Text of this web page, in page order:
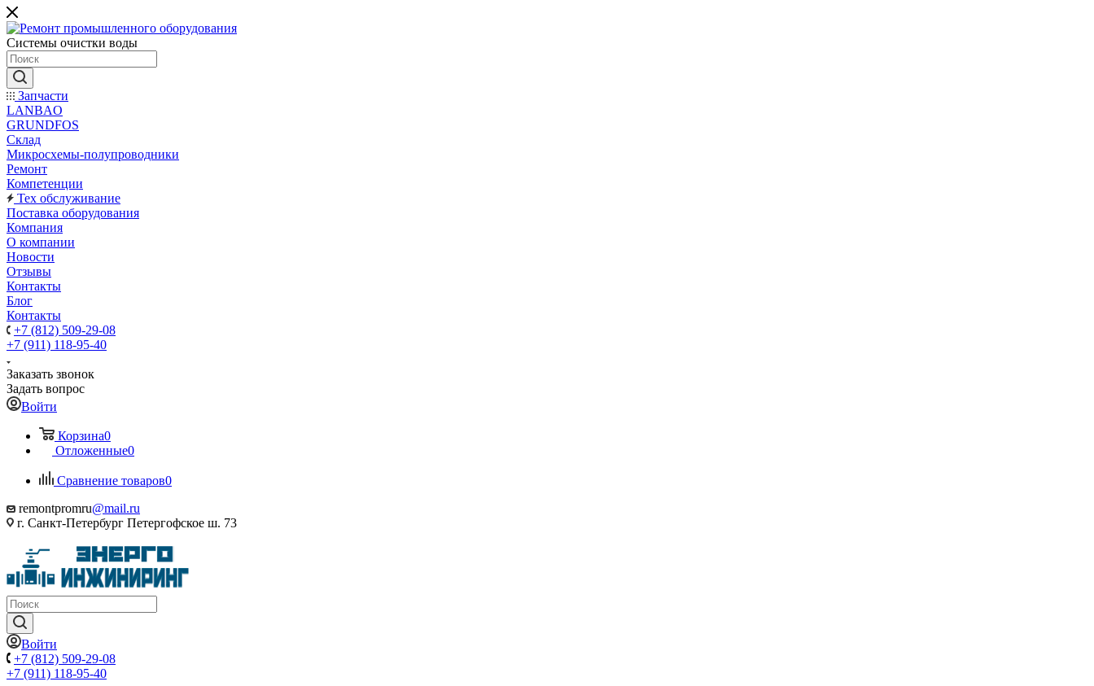
Системы очистки воды
Запчасти
LANBAO
GRUNDFOS
Склад
Микросхемы-полупроводники
Ремонт
Компетенции
Тех обслуживание
Поставка оборудования
Компания
О компании
Новости
Отзывы
Контакты
Блог
Контакты
+7 (812) 509-29-08
+7 (911) 118-95-40
Заказать звонок
Задать вопрос
Войти
Корзина0
Отложенные0
Сравнение товаров0
remontpromru@mail.ru
г. Санкт-Петербург Петергофское ш. 73
Войти
+7 (812) 509-29-08
+7 (911) 118-95-40